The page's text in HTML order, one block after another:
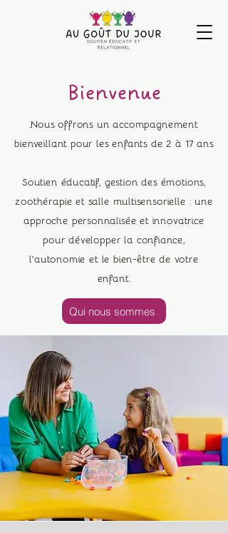
Bienvenue
Nous offrons un accompagnement
bienveillant pour les enfants de 2 à 17 ans
Soutien éducatif, gestion des émotions,
zoothérapie et salle multisensorielle : une
approche personnalisée et innovatrice
pour développer la confiance,
l'autonomie et le bien-être de votre
enfant.​
Qui nous sommes